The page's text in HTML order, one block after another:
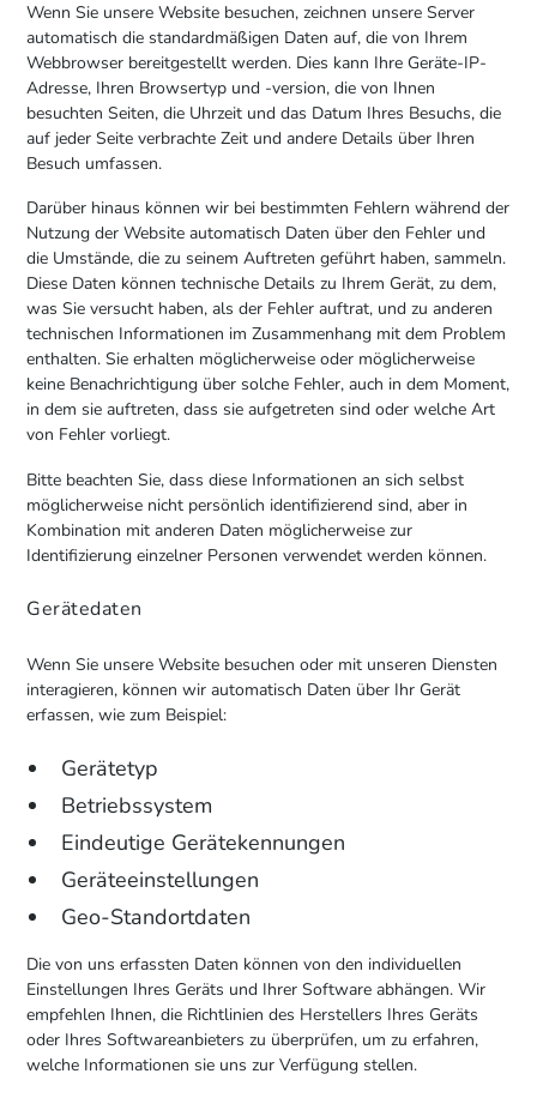
Wenn Sie unsere Website besuchen, zeichnen unsere Server
automatisch die standardmäßigen Daten auf, die von Ihrem
Webbrowser bereitgestellt werden. Dies kann Ihre Geräte-IP-
Adresse, Ihren Browsertyp und -version, die von Ihnen
besuchten Seiten, die Uhrzeit und das Datum Ihres Besuchs, die
auf jeder Seite verbrachte Zeit und andere Details über Ihren
Besuch umfassen.
Darüber hinaus können wir bei bestimmten Fehlern während der
Nutzung der Website automatisch Daten über den Fehler und
die Umstände, die zu seinem Auftreten geführt haben, sammeln.
Diese Daten können technische Details zu Ihrem Gerät, zu dem,
was Sie versucht haben, als der Fehler auftrat, und zu anderen
technischen Informationen im Zusammenhang mit dem Problem
enthalten. Sie erhalten möglicherweise oder möglicherweise
keine Benachrichtigung über solche Fehler, auch in dem Moment,
in dem sie auftreten, dass sie aufgetreten sind oder welche Art
von Fehler vorliegt.
Bitte beachten Sie, dass diese Informationen an sich selbst
möglicherweise nicht persönlich identifizierend sind, aber in
Kombination mit anderen Daten möglicherweise zur
Identifizierung einzelner Personen verwendet werden können.
Gerätedaten
Wenn Sie unsere Website besuchen oder mit unseren Diensten
interagieren, können wir automatisch Daten über Ihr Gerät
erfassen, wie zum Beispiel:
Gerätetyp
Betriebssystem
Eindeutige Gerätekennungen
Geräteeinstellungen
Geo-Standortdaten
Die von uns erfassten Daten können von den individuellen
Einstellungen Ihres Geräts und Ihrer Software abhängen. Wir
empfehlen Ihnen, die Richtlinien des Herstellers Ihres Geräts
oder Ihres Softwareanbieters zu überprüfen, um zu erfahren,
welche Informationen sie uns zur Verfügung stellen.